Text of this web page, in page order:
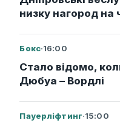
низку нагород на
Бокс·16:00
Стало відомо,
Дюбуа – Вордлі
Пауерліфтинг·15:00